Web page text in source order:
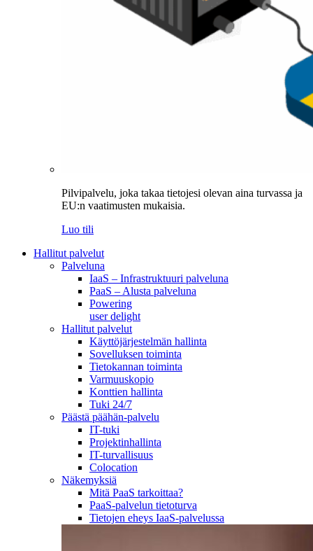
Pilvipalvelu, joka takaa tietojesi olevan aina turvassa ja
EU:n vaatimusten mukaisia.
Luo tili
Hallitut palvelut
Palveluna
IaaS – Infrastruktuuri palveluna
PaaS – Alusta palveluna
Powering
user delight
Hallitut palvelut
Käyttöjärjestelmän hallinta
Sovelluksen toiminta
Tietokannan toiminta
Varmuuskopio
Konttien hallinta
Tuki 24/7
Päästä päähän-palvelu
IT-tuki
Projektinhallinta
IT-turvallisuus
Colocation
Näkemyksiä
Mitä PaaS tarkoittaa?
PaaS-palvelun tietoturva
Tietojen eheys IaaS-palvelussa